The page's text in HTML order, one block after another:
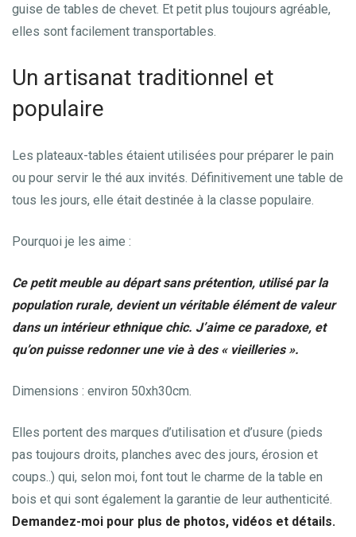
guise de tables de chevet. Et petit plus toujours agréable,
elles sont facilement transportables.
Un artisanat traditionnel et
populaire
Les plateaux-tables étaient utilisées pour préparer le pain
ou pour servir le thé aux invités. Définitivement une table de
tous les jours, elle était destinée à la classe populaire.
Pourquoi je les aime :
Ce petit meuble au départ sans prétention, utilisé par la
population rurale, devient un véritable élément de valeur
dans un intérieur ethnique chic. J’aime ce paradoxe, et
qu’on puisse redonner une vie à des « vieilleries ».
Dimensions : environ 50xh30cm.
Elles portent des marques d’utilisation et d’usure (pieds
pas toujours droits, planches avec des jours, érosion et
coups..) qui, selon moi, font tout le charme de la table en
bois et qui sont également la garantie de leur authenticité.
Demandez-moi pour plus de photos, vidéos et détails.